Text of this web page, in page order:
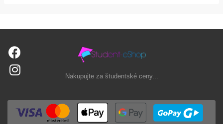
Nakupujte za študentské ceny...